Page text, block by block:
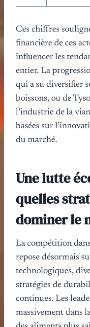
Ces chiffres
financière de ces
influencer les
entier. La
qui a su diversifier
boissons, ou de
l’industrie de la
basées sur
du marché.
Une lutte
quelles
dominer le
La compétition
repose désormais
technologiques,
stratégies de
continues. Les
massivement dans